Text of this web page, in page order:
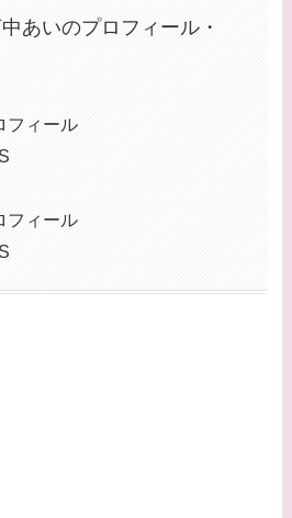
あいのプロフィール・
フィール
フィール